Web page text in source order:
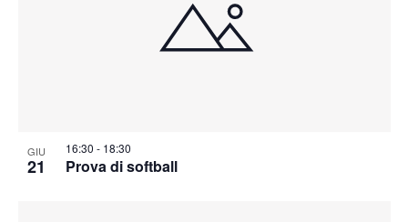
GIU
21 Prova di softball
16:30 - 18:30